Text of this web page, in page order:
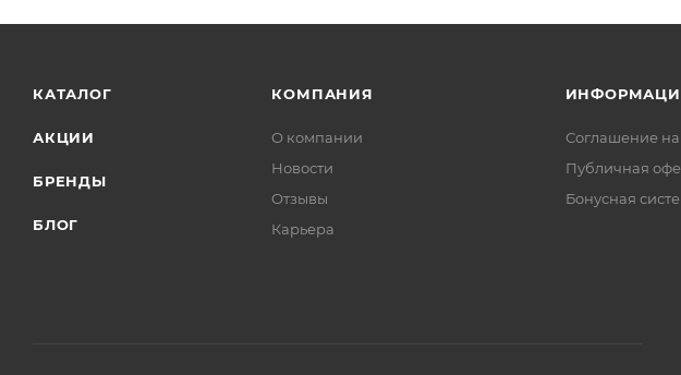
КАТАЛОГ
АКЦИИ
БРЕНДЫ
БЛОГ
КОМПАНИЯ
О компании
Новости
Отзывы
Карьера
Соглашение
Публичная
Бонусная